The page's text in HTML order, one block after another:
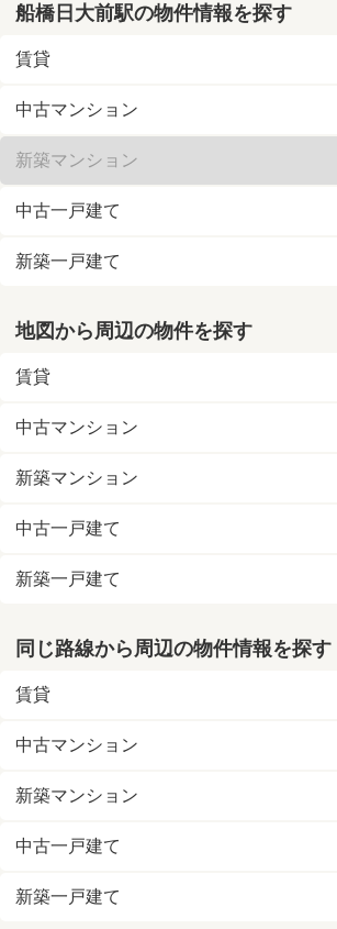
船橋日大前駅の物件情報を探す
賃貸
中古マンション
新築マンション
中古一戸建て
新築一戸建て
地図から周辺の物件を探す
賃貸
中古マンション
新築マンション
中古一戸建て
新築一戸建て
同じ路線から周辺の物件情報を探す
賃貸
中古マンション
新築マンション
中古一戸建て
新築一戸建て